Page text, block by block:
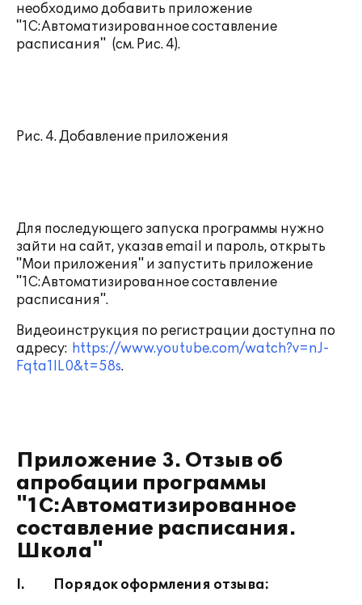
необходимо добавить приложение
"1С:Автоматизированное составление
расписания" (см. Рис. 4).
Рис. 4. Добавление приложения
Для последующего запуска программы нужно
зайти на сайт, указав email и пароль, открыть
"Мои приложения" и запустить приложение
"1С:Автоматизированное составление
расписания".
Видеоинструкция по регистрации доступна по
адресу: https://www.youtube.com/watch?v=nJ-
Fqta1lL0&t=58s.
Приложение 3. Отзыв об
апробации программы
"1С:Автоматизированное
составление расписания.
Школа"
I. Порядок оформления отзыва: